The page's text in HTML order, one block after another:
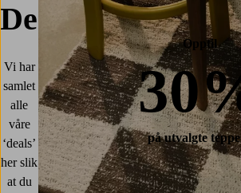
Deals
Vi har
samlet
alle
våre
‘deals’
her slik
at du
Opptil
på utvalgte